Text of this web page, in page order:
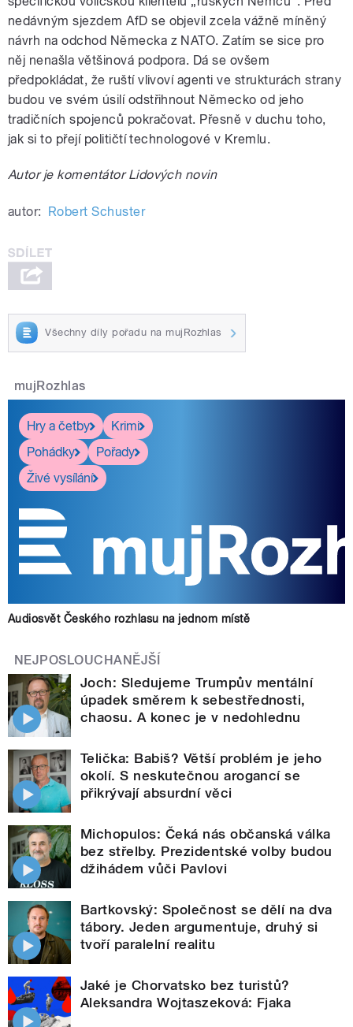
nedávným sjezdem AfD se objevil zcela vážně míněný
návrh na odchod Německa z NATO. Zatím se sice pro
něj nenašla většinová podpora. Dá se ovšem
předpokládat, že ruští vlivoví agenti ve strukturách strany
budou ve svém úsilí odstřihnout Německo od jeho
tradičních spojenců pokračovat. Přesně v duchu toho,
jak si to přejí političtí technologové v Kremlu.
Autor je komentátor Lidových novin
autor: Robert Schuster
Všechny díly pořadu na mujRozhlas
mujRozhlas
Hry a četby
Krimi
Pohádky
Pořady
Živé vysílání
Audiosvět Českého rozhlasu na jednom místě
NEJPOSLOUCHANĚJŠÍ
Joch: Sledujeme Trumpův mentální
úpadek směrem k sebestřednosti,
chaosu. A konec je v nedohlednu
Telička: Babiš? Větší problém je jeho
okolí. S neskutečnou arogancí se
přikrývají absurdní věci
Michopulos: Čeká nás občanská válka
bez střelby. Prezidentské volby budou
džihádem vůči Pavlovi
Bartkovský: Společnost se dělí na dva
tábory. Jeden argumentuje, druhý si
tvoří paralelní realitu
Jaké je Chorvatsko bez turistů?
Aleksandra Wojtaszeková: Fjaka